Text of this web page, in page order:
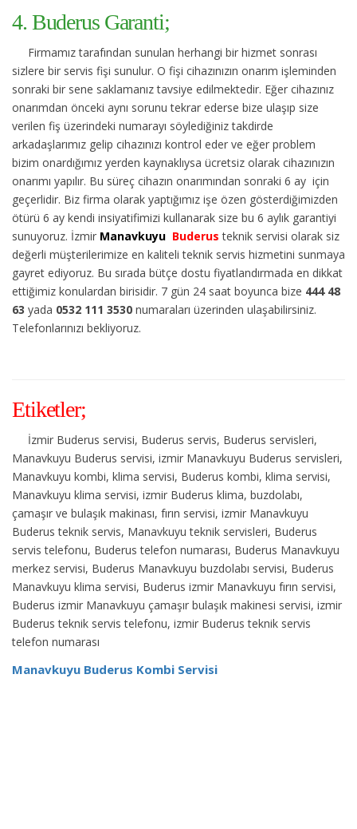
4. Buderus Garanti;
Firmamız tarafından sunulan herhangi bir hizmet sonrası
sizlere bir servis fişi sunulur. O fişi cihazınızın onarım işleminden
sonraki bir sene saklamanız tavsiye edilmektedir. Eğer cihazınız
onarımdan önceki aynı sorunu tekrar ederse bize ulaşıp size
verilen fiş üzerindeki numarayı söylediğiniz takdirde
arkadaşlarımız gelip cihazınızı kontrol eder ve eğer problem
bizim onardığımız yerden kaynaklıysa ücretsiz olarak cihazınızın
onarımı yapılır. Bu süreç cihazın onarımından sonraki 6 ay için
geçerlidir. Biz firma olarak yaptığımız işe özen gösterdiğimizden
ötürü 6 ay kendi insiyatifimizi kullanarak size bu 6 aylık garantiyi
sunuyoruz. İzmir Manavkuyu Buderus teknik servisi olarak siz
değerli müşterilerimize en kaliteli teknik servis hizmetini sunmaya
gayret ediyoruz. Bu sırada bütçe dostu fiyatlandırmada en dikkat
ettiğimiz konulardan birisidir. 7 gün 24 saat boyunca bize 444 48
63 yada 0532 111 3530 numaraları üzerinden ulaşabilirsiniz.
Telefonlarınızı bekliyoruz.
Etiketler;
İzmir Buderus servisi, Buderus servis, Buderus servisleri,
Manavkuyu Buderus servisi, izmir Manavkuyu Buderus servisleri,
Manavkuyu kombi, klima servisi, Buderus kombi, klima servisi,
Manavkuyu klima servisi, izmir Buderus klima, buzdolabı,
çamaşır ve bulaşık makinası, fırın servisi, izmir Manavkuyu
Buderus teknik servis, Manavkuyu teknik servisleri, Buderus
servis telefonu, Buderus telefon numarası, Buderus Manavkuyu
merkez servisi, Buderus Manavkuyu buzdolabı servisi, Buderus
Manavkuyu klima servisi, Buderus izmir Manavkuyu fırın servisi,
Buderus izmir Manavkuyu çamaşır bulaşık makinesi servisi, izmir
Buderus teknik servis telefonu, izmir Buderus teknik servis
telefon numarası
Manavkuyu Buderus Kombi Servisi